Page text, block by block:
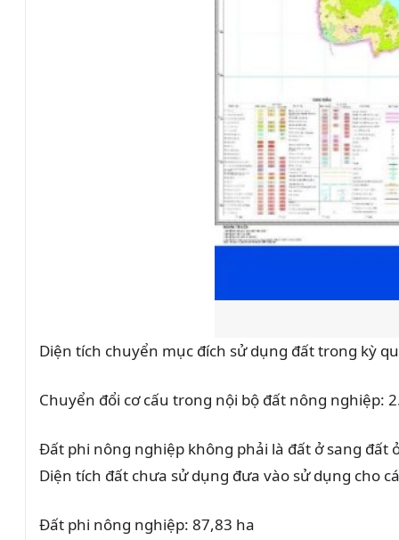
Diện tích chuyển mục đích sử dụng đất trong kỳ
Chuyển đổi cơ cấu trong nội bộ đất nông nghiệp:
Đất phi nông nghiệp không phải là đất ở sang đất
Diện tích đất chưa sử dụng đưa vào sử dụng cho
Đất phi nông nghiệp: 87,83 ha